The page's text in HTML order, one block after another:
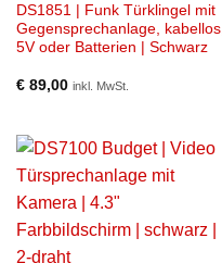
DS1851 | Funk Türklingel mit
Gegensprechanlage, kabellos,
5V oder Batterien | Schwarz
€89,00 inkl. MwSt.